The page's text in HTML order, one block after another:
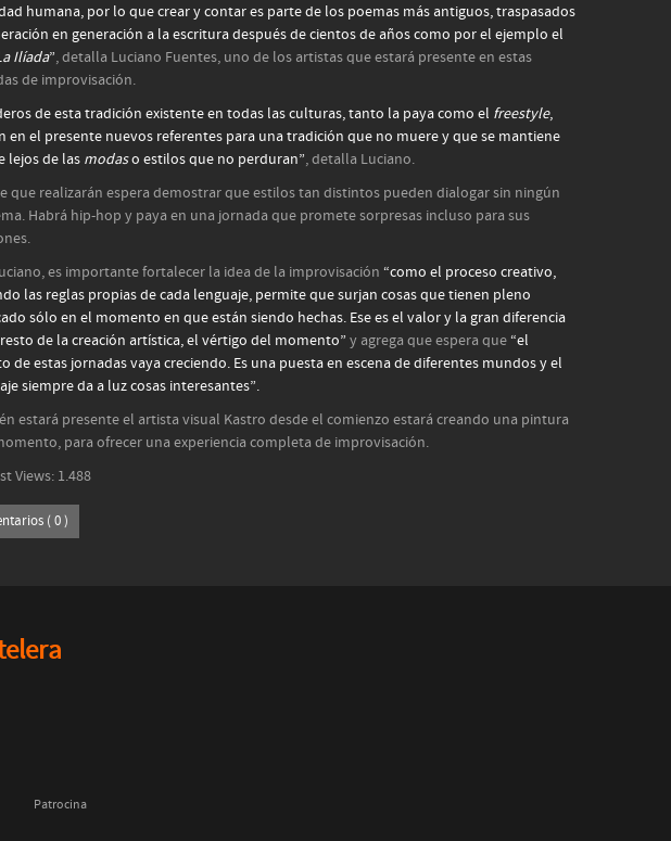
humana, por lo que crear y contar es parte de los poemas más antiguos, traspasados
en generación a la escritura después de cientos de años como por el ejemplo el
Ilíada”, detalla Luciano Fuentes, uno de los artistas que estará presente en estas
de improvisación.
de esta tradición existente en todas las culturas, tanto la paya como el freestyle,
en el presente nuevos referentes para una tradición que no muere y que se mantiene
lejos de las modaso estilos que no perduran”, detalla Luciano.
que realizarán espera demostrar que estilos tan distintos pueden dialogar sin ningún
Habrá hip-hop y paya en una jornada que promete sorpresas incluso para sus
es importante fortalecer la idea de la improvisación “como el proceso creativo,
las reglas propias de cada lenguaje, permite que surjan cosas que tienen pleno
sólo en el momento en que están siendo hechas. Ese es el valor y la gran diferencia
de la creación artística, el vértigo del momento” y agrega que espera que “el
de estas jornadas vaya creciendo. Es una puesta en escena de diferentes mundos y el
siempre da a luz cosas interesantes”.
estará presente el artista visual Kastro desde el comienzo estará creando una pintura
para ofrecer una experiencia completa de improvisación.
Views: 1.488
( 0 )
Patrocina